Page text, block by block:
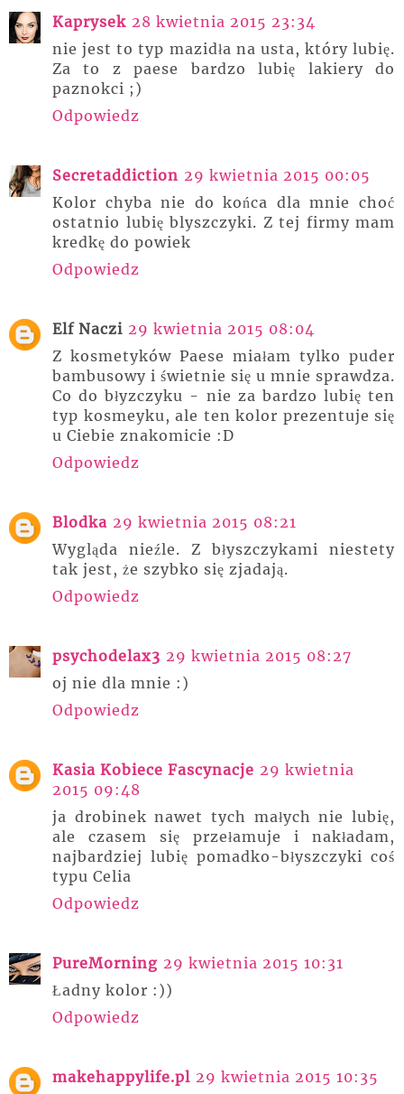
Kaprysek 28 kwietnia 2015 23:34
nie jest to typ mazidła na usta, który lubię.
Za to z paese bardzo lubię lakiery do
paznokci ;)
Odpowiedz
Secretaddiction 29 kwietnia 2015 00:05
Kolor chyba nie do końca dla mnie choć
ostatnio lubię blyszczyki. Z tej firmy mam
kredkę do powiek
Odpowiedz
Elf Naczi 29 kwietnia 2015 08:04
Z kosmetyków Paese miałam tylko puder
bambusowy i świetnie się u mnie sprawdza.
Co do błyzczyku - nie za bardzo lubię ten
typ kosmeyku, ale ten kolor prezentuje się
u Ciebie znakomicie :D
Odpowiedz
Blodka 29 kwietnia 2015 08:21
Wygląda nieźle. Z błyszczykami niestety
tak jest, że szybko się zjadają.
Odpowiedz
psychodelax3 29 kwietnia 2015 08:27
oj nie dla mnie :)
Odpowiedz
Kasia Kobiece Fascynacje 29 kwietnia
2015 09:48
ja drobinek nawet tych małych nie lubię,
ale czasem się przełamuje i nakładam,
najbardziej lubię pomadko-błyszczyki coś
typu Celia
Odpowiedz
PureMorning 29 kwietnia 2015 10:31
Ładny kolor :))
Odpowiedz
makehappylife.pl 29 kwietnia 2015 10:35